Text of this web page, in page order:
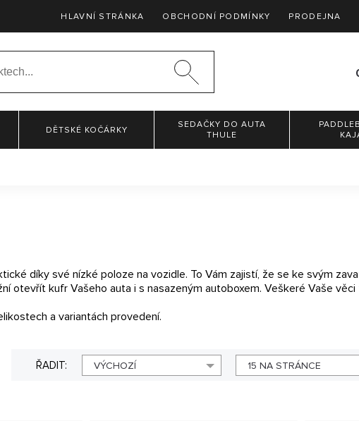
HLAVNÍ STRÁNKA OBCHODNÍ PODMÍNKY PRODEJNA
DĚTSKÉ KOČÁRKY
SEDAČKY DO AUTA
THULE
díky své nízké poloze na vozidle. To Vám zajistí, že se ke svým
otevřít kufr Vašeho auta i s nasazeným autoboxem. Veškeré Vaše
a variantách provedení.
ŘADIT: VÝCHOZÍ 15 NA STRÁNCE